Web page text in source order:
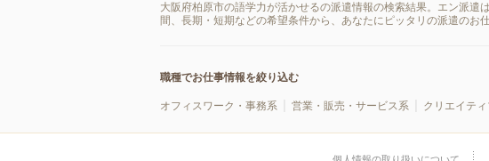
大阪府柏原市の語学力が活かせるの派遣情報の検索結果。エン派
間、長期・短期などの希望条件から、あなたにピッタリの派遣のお仕
職種でお仕事情報を絞り込む
オフィスワーク・事務系 営業・販売・サービス系 クリエイテ